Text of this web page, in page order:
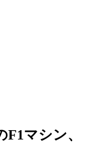
マシン、